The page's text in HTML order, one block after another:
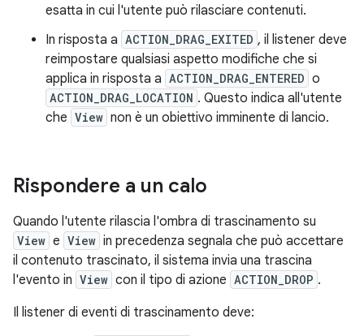
esatta in cui l'utente può rilasciare contenuti.
In risposta a ACTION_DRAG_EXITED , il listener deve
reimpostare qualsiasi aspetto modifiche che si
applica in risposta a ACTION_DRAG_ENTERED o
ACTION_DRAG_LOCATION . Questo indica all'utente
che View non è un obiettivo imminente di lancio.
Rispondere a un calo
Quando l'utente rilascia l'ombra di trascinamento su
View e View in precedenza segnala che può accettare
il contenuto trascinato, il sistema invia una trascina
l'evento in View con il tipo di azione ACTION_DROP .
Il listener di eventi di trascinamento deve: